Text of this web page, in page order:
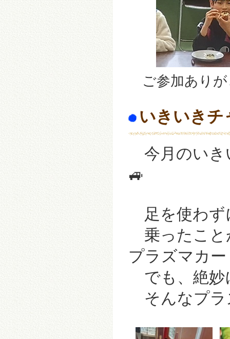
ご参加ありが
いきいきチ
今月のいき
🚙
足を使わず
乗ったこと
プラズマカー
でも、絶妙
そんなプラ